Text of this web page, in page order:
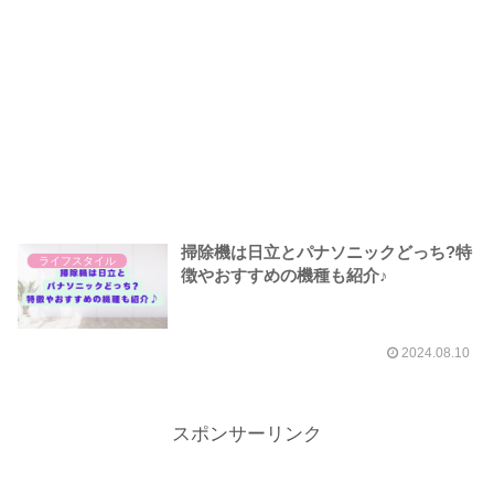
ライフスタイル
掃除機は日立とパナソニックどっち?特
徴やおすすめの機種も紹介♪
2024.08.10
スポンサーリンク